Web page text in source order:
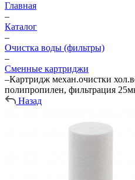
Главная
–
Каталог
–
Очистка воды (фильтры)
–
Сменные картриджи
–Картридж механ.очистки
полипропилен, фильтрация
Назад